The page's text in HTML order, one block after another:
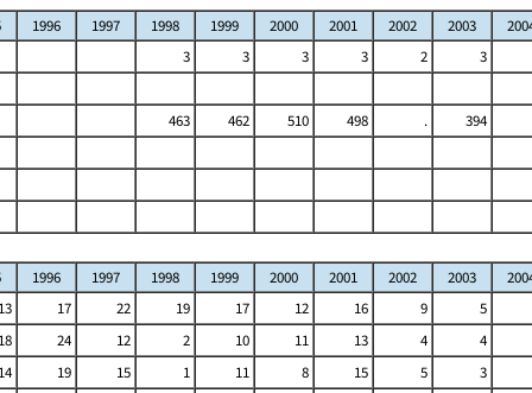
1996 1997 1998 1999 2000 2001 2002 2003
3 3 3 3 2
3
463 462 510 498 .
394
1996 1997 1998 1999 2000 2001 2002 2003
13 17 22 19 17 12 16 9
5
18 24 12 2 10 11 13 4
4
14 19 15 1 11 8 15 5
3